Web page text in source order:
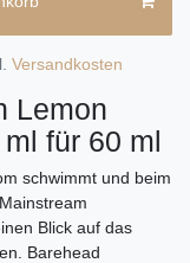
Versandkosten
Lemon
für 60 ml
schwimmt und beim
Blick auf das
Barehead